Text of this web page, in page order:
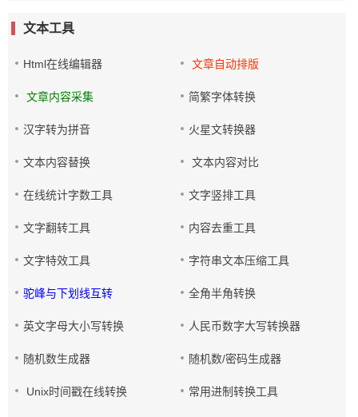
文本工具
Html在线编辑器 文章自动排版
文章内容采集 简繁字体转换
汉字转为拼音 火星文转换器
文本内容替换 文本内容对比
在线统计字数工具 文字竖排工具
文字翻转工具 内容去重工具
文字特效工具 字符串文本压缩工具
驼峰与下划线互转 全角半角转换
英文字母大小写转换 人民币数字大写转换器
随机数生成器 随机数/密码生成器
Unix时间戳在线转换 常用进制转换工具